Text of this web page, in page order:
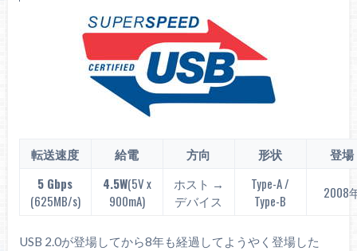
転送速度 給電 方向 形状
登場
5 Gbps
(625MB/s)
4.5W(5V x
900mA)
ホスト →
デバイス
Type-A /
Type-B
2008
USB 2.0が登場してから8年も経過してようやく登場した